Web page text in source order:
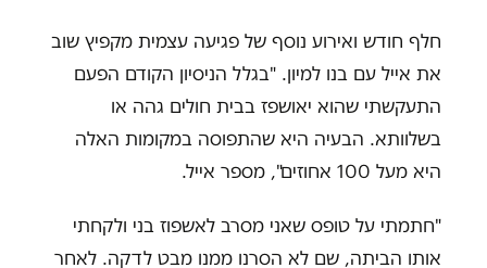
חלף חודש ואירוע נוסף של פגיעה עצמית מקפיץ שוב
את אייל עם בנו למיון. "בגלל הניסיון הקודם הפעם
התעקשתי שהוא יאושפז בבית חולים גהה או
בשלוותא. הבעיה היא שהתפוסה במקומות האלה
היא מעל 100 אחוזים", מספר אייל.
"חתמתי על טופס שאני מסרב לאשפוז בני ולקחתי
אותו הביתה, שם לא הסרנו ממנו מבט לדקה. לאחר